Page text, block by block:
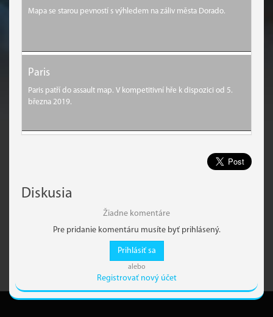
Mapa se starou pevností s výhledem na záliv města Dorado.
Paris
Paris patří do assault map. V kompetitivní hře k dispozici od 5.
března 2019.
Diskusia
Žiadne komentáre
Pre pridanie komentáru musíte byť prihlásený.
Prihlásiť sa
alebo
Registrovať nový účet